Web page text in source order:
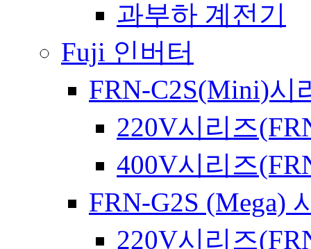
과부하 계전기
Fuji 인버터
FRN-C2S(Mini)시
220V시리즈
400V시리즈
FRN-G2S (Mega)
220V시리즈